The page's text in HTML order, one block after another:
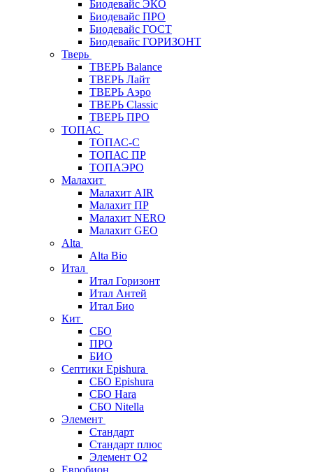
Биодевайс ЭКО
Биодевайс ПРО
Биодевайс ГОСТ
Биодевайс ГОРИЗОНТ
Тверь
ТВЕРЬ Balance
ТВЕРЬ Лайт
ТВЕРЬ Аэро
ТВЕРЬ Classic
ТВЕРЬ ПРО
ТОПАС
ТОПАС-С
ТОПАС ПР
ТОПАЭРО
Малахит
Малахит AIR
Малахит ПР
Малахит NERO
Малахит GEO
Alta
Alta Bio
Итал
Итал Горизонт
Итал Антей
Итал Био
Кит
СБО
ПРО
БИО
Септики Epishura
СБО Epishura
СБО Hara
СБО Nitella
Элемент
Стандарт
Стандарт плюс
Элемент О2
Евробион